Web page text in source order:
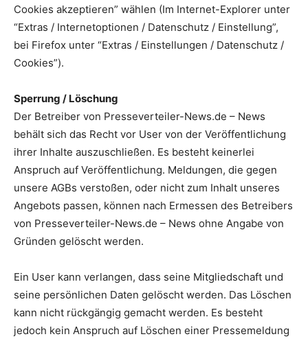
Cookies akzeptieren” wählen (Im Internet-Explorer unter
“Extras / Internetoptionen / Datenschutz / Einstellung”,
bei Firefox unter “Extras / Einstellungen / Datenschutz /
Cookies”).
Sperrung / Löschung
Der Betreiber von Presseverteiler-News.de – News
behält sich das Recht vor User von der Veröffentlichung
ihrer Inhalte auszuschließen. Es besteht keinerlei
Anspruch auf Veröffentlichung. Meldungen, die gegen
unsere AGBs verstoßen, oder nicht zum Inhalt unseres
Angebots passen, können nach Ermessen des Betreibers
von Presseverteiler-News.de – News ohne Angabe von
Gründen gelöscht werden.
Ein User kann verlangen, dass seine Mitgliedschaft und
seine persönlichen Daten gelöscht werden. Das Löschen
kann nicht rückgängig gemacht werden. Es besteht
jedoch kein Anspruch auf Löschen einer Pressemeldung